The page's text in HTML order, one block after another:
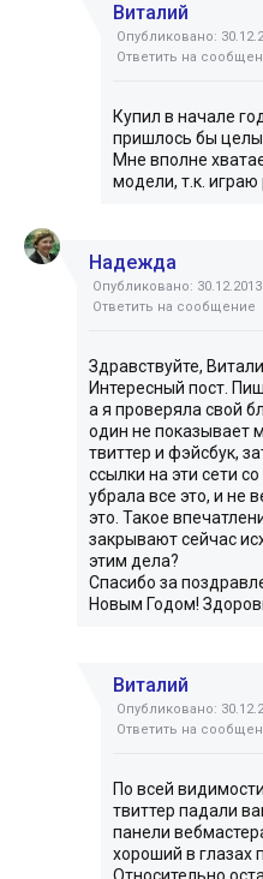
Виталий
Опубликовано:
Ответить на
Купил в начале
пришлось бы
Мне вполне
модели, т.к. играю
Надежда
Опубликовано: 30.12.2013
Ответить на сообщение
Здравствуйте,
Интересный пост.
а я проверяла свой
один не показывает
твиттер и фэйсбук,
ссылки на эти сети
убрала все это, и не
это. Такое
закрывают сейчас
этим дела?
Спасибо за
Новым Годом!
Виталий
Опубликовано:
Ответить на
По всей
твиттер падали
панели
хороший в глазах